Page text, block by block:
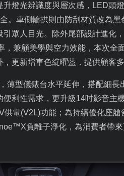
燈光辨識度與層次感， LED頭
。車側輪拱則由防刮材質改為
眾人目光。除外尾部設計進化
，兼顧美學與空力效能，本次全
更新增車色綻曜藍，提供顧客多
薄型儀錶台水平延伸，搭配細長
利性需求，更升級14吋影音主
供電(V2L)功能；為持續優化座
™X負離子淨化，為消費者帶